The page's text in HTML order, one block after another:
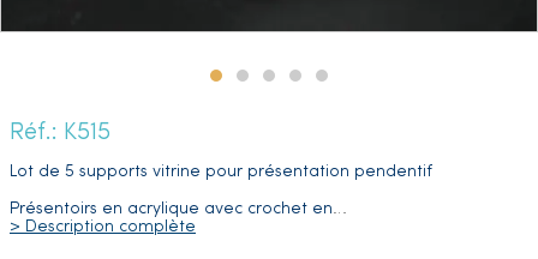
Réf.: K515
Lot de 5 supports vitrine pour présentation pendentif
Présentoirs en acrylique avec crochet en…
> Description complète